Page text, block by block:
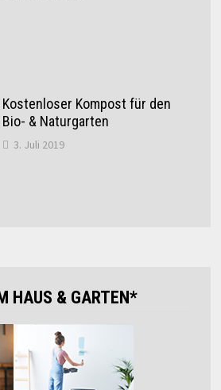
Kostenloser Kompost für den
Bio- & Naturgarten
3. Juli 2019
HAUS & GARTEN*